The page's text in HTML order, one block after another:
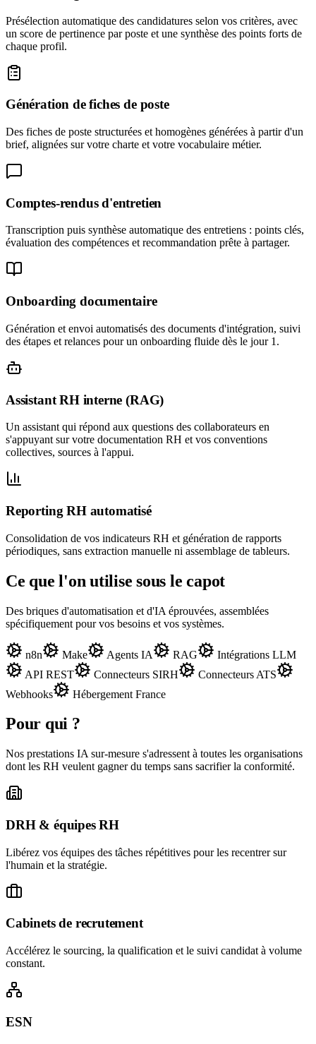
Présélection automatique des candidatures selon vos critères, avec
un score de pertinence par poste et une synthèse des points forts de
chaque profil.
Génération de fiches de poste
Des fiches de poste structurées et homogènes générées à partir d'un
brief, alignées sur votre charte et votre vocabulaire métier.
Comptes-rendus d'entretien
Transcription puis synthèse automatique des entretiens : points clés,
évaluation des compétences et recommandation prête à partager.
Onboarding documentaire
Génération et envoi automatisés des documents d'intégration, suivi
des étapes et relances pour un onboarding fluide dès le jour 1.
Assistant RH interne (RAG)
Un assistant qui répond aux questions des collaborateurs en
s'appuyant sur votre documentation RH et vos conventions
collectives, sources à l'appui.
Reporting RH automatisé
Consolidation de vos indicateurs RH et génération de rapports
périodiques, sans extraction manuelle ni assemblage de tableurs.
Ce que l'on utilise sous le capot
Des briques d'automatisation et d'IA éprouvées, assemblées
spécifiquement pour vos besoins et vos systèmes.
n8n Make Agents IA RAG
Intégrations LLM
API REST
Connecteurs SIRH
Connecteurs ATS
Webhooks
Hébergement France
Pour qui ?
Nos prestations IA sur-mesure s'adressent à toutes les organisations
dont les RH veulent gagner du temps sans sacrifier la conformité.
DRH & équipes RH
Libérez vos équipes des tâches répétitives pour les recentrer sur
l'humain et la stratégie.
Cabinets de recrutement
Accélérez le sourcing, la qualification et le suivi candidat à volume
constant.
ESN